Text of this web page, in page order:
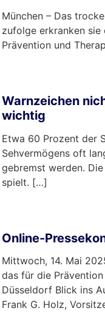
München – Das
zufolge erkranken
Prävention und
Warnzeichen
wichtig
Etwa 60 Prozent der
Sehvermögens oft
gebremst werden.
spielt. […]
Online-
Mittwoch, 14. Mai
das für die
Düsseldorf Blick ins
Frank G. Holz,